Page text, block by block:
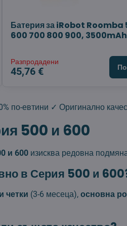
Батерия за iRobot Roomba
600 700 800 900, 3500mAh
Разпродадени
45,76 €
по-евтини ✓ Оригинално
500 и 600
и 600 изисква редовна
в Серия 500 и
четки (3-6 месеца),основна